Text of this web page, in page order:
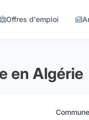
Offres d'emploi
en Algérie
Commune